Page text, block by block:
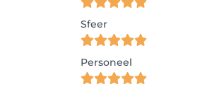
Sfeer
Personeel